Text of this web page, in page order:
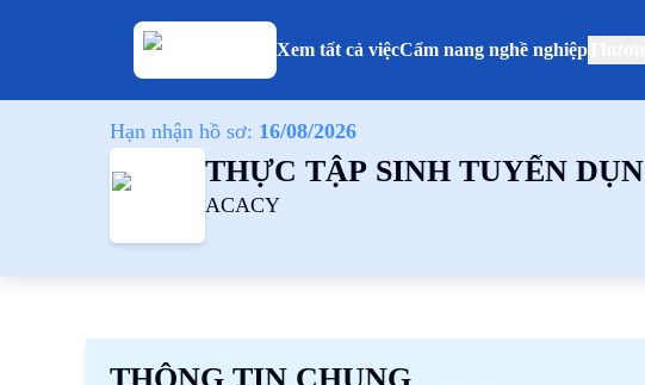
Xem tất cả việcCẩm nang nghề nghiệp
Hạn nhận hồ sơ: 16/08/2026
THỰC TẬP SINH TUYỂN
ACACY